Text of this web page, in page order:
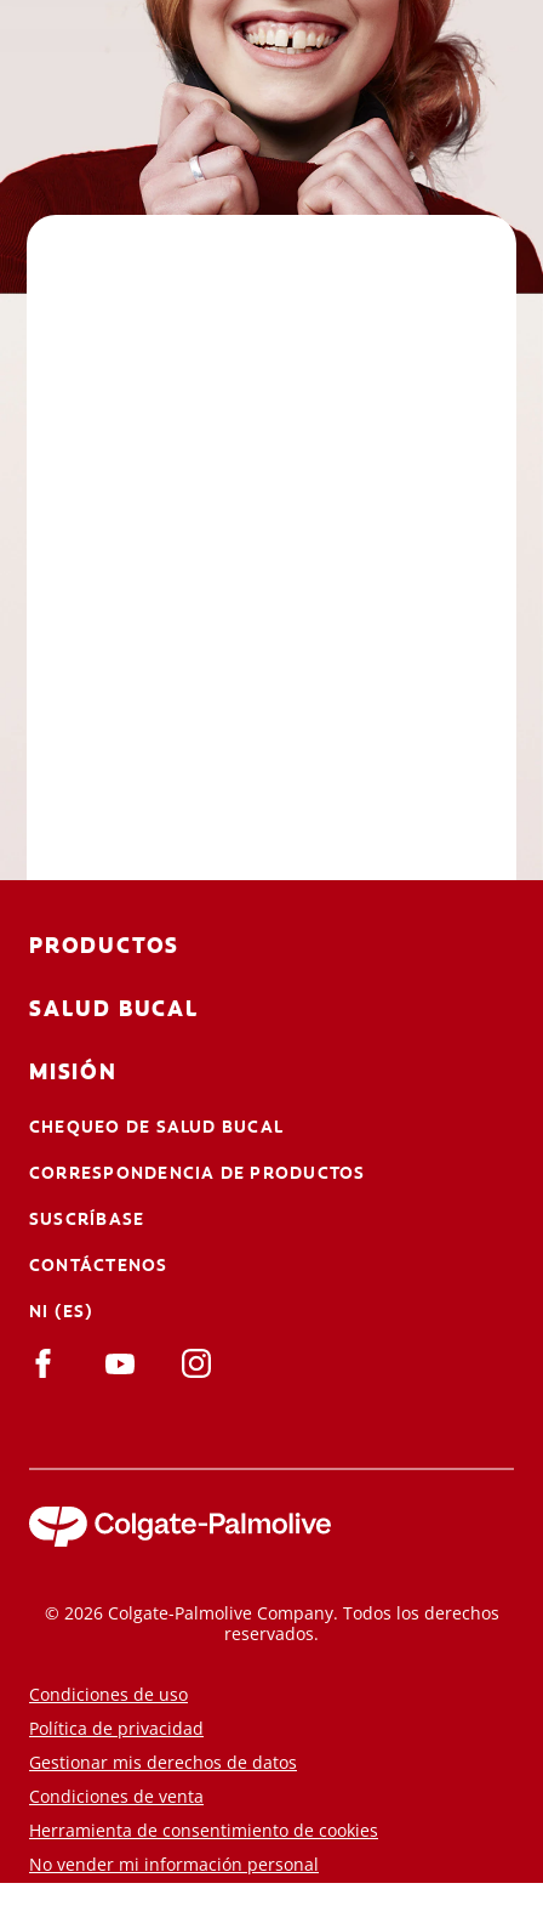
PRODUCTOS
SALUD BUCAL
MISIÓN
CHEQUEO DE SALUD BUCAL
CORRESPONDENCIA DE PRODUCTOS
SUSCRÍBASE
CONTÁCTENOS
NI (ES)
© 2026 Colgate-Palmolive Company. Todos los derechos
reservados.
Condiciones de uso
Política de privacidad
Gestionar mis derechos de datos
Condiciones de venta
Herramienta de consentimiento de cookies
No vender mi información personal